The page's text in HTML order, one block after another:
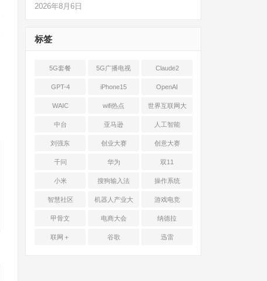
2026年8月6日
标签
5G套餐 5G广播电视 Claude2
GPT-4 iPhone15 OpenAI
WAIC wifi热点 世界互联网大
会
中台 亚马逊 人工智能
刘强东 创业大赛 创意大赛
千问 华为 双11
小米 搜狗输入法 操作系统
智慧社区 机器人产业大
会
游戏电竞
甲骨文 电商大会 纳德拉
联网＋ 谷歌 迅雷